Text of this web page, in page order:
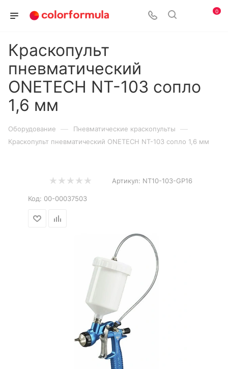
0
Краскопульт
пневматический
ONETECH NT-103 сопло
1,6 мм
Оборудование — Пневматические краскопульты —
Краскопульт пневматический ONETECH NT-103 сопло 1,6 мм
Артикул: NT10-103-GP16
Код: 00-00037503